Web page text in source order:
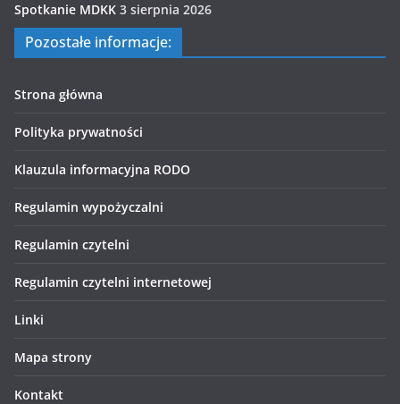
Spotkanie MDKK 3 sierpnia 2026
Pozostałe informacje:
Strona główna
Polityka prywatności
Klauzula informacyjna RODO
Regulamin wypożyczalni
Regulamin czytelni
Regulamin czytelni internetowej
Linki
Mapa strony
Kontakt